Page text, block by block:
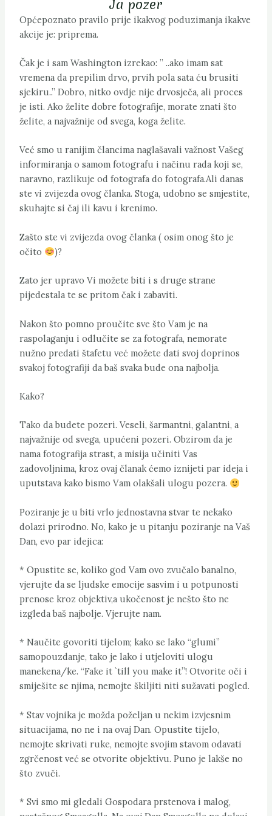
Ja pozer
Općepoznato pravilo prije ikakvog poduzimanja ikakve
akcije je: priprema.
Čak je i sam Washington izrekao: ” ..ako imam sat
vremena da prepilim drvo, prvih pola sata ću brusiti
sjekiru..” Dobro, nitko ovdje nije drvosječa, ali proces
je isti. Ako želite dobre fotografije, morate znati što
želite, a najvažnije od svega, koga želite.
Već smo u ranijim člancima naglašavali važnost Vašeg
informiranja o samom fotografu i načinu rada koji se,
naravno, razlikuje od fotografa do fotografa.Ali danas
ste vi zvijezda ovog članka. Stoga, udobno se smjestite,
skuhajte si čaj ili kavu i krenimo.
Zašto ste vi zvijezda ovog članka ( osim onog što je
očito
)?
Zato jer upravo Vi možete biti i s druge strane
pijedestala te se pritom čak i zabaviti.
Nakon što pomno proučite sve što Vam je na
raspolaganju i odlučite se za fotografa, nemorate
nužno predati štafetu već možete dati svoj doprinos
svakoj fotografiji da baš svaka bude ona najbolja.
Kako?
Tako da budete pozeri. Veseli, šarmantni, galantni, a
najvažnije od svega, upućeni pozeri. Obzirom da je
nama fotografija strast, a misija učiniti Vas
zadovoljnima, kroz ovaj članak ćemo iznijeti par ideja i
uputstava kako bismo Vam olakšali ulogu pozera.
Poziranje je u biti vrlo jednostavna stvar te nekako
dolazi prirodno. No, kako je u pitanju poziranje na Vaš
Dan, evo par idejica:
* Opustite se, koliko god Vam ovo zvučalo banalno,
vjerujte da se ljudske emocije sasvim i u potpunosti
prenose kroz objektiv,a ukočenost je nešto što ne
izgleda baš najbolje. Vjerujte nam.
* Naučite govoriti tijelom; kako se lako “glumi”
samopouzdanje, tako je lako i utjeloviti ulogu
manekena/ke. “Fake it `till you make it”! Otvorite oči i
smiješite se njima, nemojte škiljiti niti sužavati pogled.
* Stav vojnika je možda poželjan u nekim izvjesnim
situacijama, no ne i na ovaj Dan. Opustite tijelo,
nemojte skrivati ruke, nemojte svojim stavom odavati
zgrčenost već se otvorite objektivu. Puno je lakše no
što zvuči.
* Svi smo mi gledali Gospodara prstenova i malog,